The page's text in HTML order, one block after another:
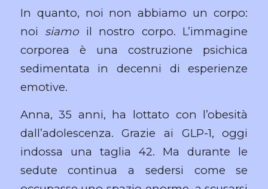
In quanto, noi non abbiamo un corpo:
noi siamo il nostro corpo. L’immagine
corporea è una costruzione psichica
sedimentata in decenni di esperienze
emotive.
Anna, 35 anni, ha lottato con l’obesità
dall’adolescenza. Grazie ai GLP-1, oggi
indossa una taglia 42. Ma durante le
sedute continua a sedersi come se